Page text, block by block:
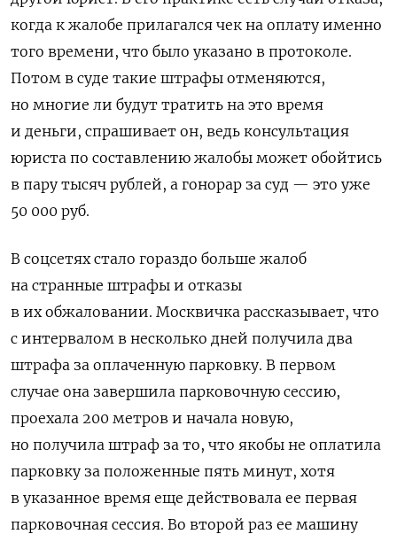
когда к жалобе прилагался чек на оплату именно
того времени, что было указано в протоколе.
Потом в суде такие штрафы отменяются,
но многие ли будут тратить на это время
и деньги, спрашивает он, ведь консультация
юриста по составлению жалобы может обойтись
в пару тысяч рублей, а гонорар за суд — это уже
50 000 руб.
В соцсетях стало гораздо больше жалоб
на странные штрафы и отказы
в их обжаловании. Москвичка рассказывает, что
с интервалом в несколько дней получила два
штрафа за оплаченную парковку. В первом
случае она завершила парковочную сессию,
проехала 200 метров и начала новую,
но получила штраф за то, что якобы не оплатила
парковку за положенные пять минут, хотя
в указанное время еще действовала ее первая
парковочная сессия. Во второй раз ее машину